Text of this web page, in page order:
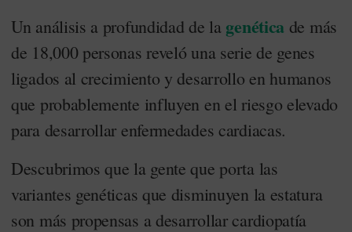
Un análisis a profundidad de la genética de más
de 18,000 personas reveló una serie de genes
ligados al crecimiento y desarrollo en humanos
que probablemente influyen en el riesgo elevado
para desarrollar enfermedades cardiacas.
Descubrimos que la gente que porta las
variantes genéticas que disminuyen la estatura
son más propensas a desarrollar cardiopatía